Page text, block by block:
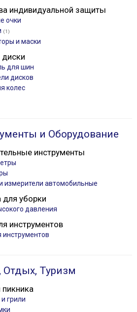
индивидуальной защиты
очки
(1)
и маски
для шин
дисков
колес
и Оборудование
инструменты
измерители автомобильные
для уборки
давления
инструментов
Отдых, Туризм
грили